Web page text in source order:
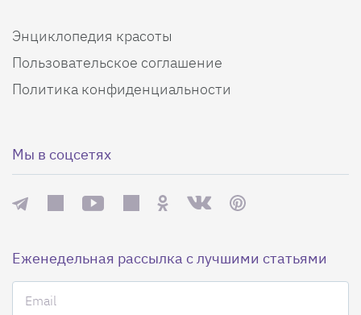
Энциклопедия красоты
Пользовательское соглашение
Политика конфиденциальности
Мы в соцсетях
Еженедельная рассылка с лучшими статьями